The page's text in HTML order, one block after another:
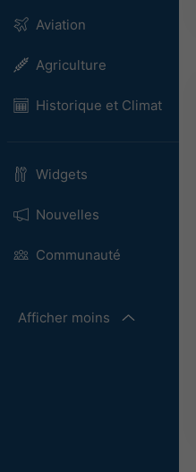
Aviation
Agriculture
Historique et Climat
Widgets
Nouvelles
Communauté
Afficher moins